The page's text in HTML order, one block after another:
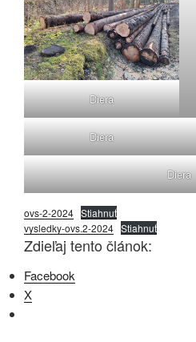
Diera
Diera
Diera
ovs-2-2024 Stiahnuť
vysledky-ovs.2-2024 Stiahnuť
Zdieľaj tento článok:
Facebook
X